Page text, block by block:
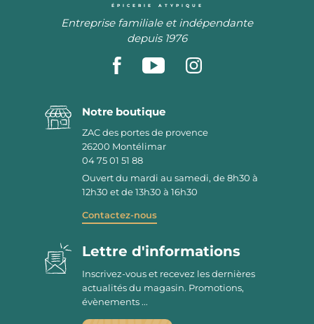
ÉPICERIE ATYPIQUE
Entreprise familiale et indépendante
depuis 1976
Notre boutique
ZAC des portes de provence
26200 Montélimar
04 75 01 51 88
Ouvert du mardi au samedi, de 8h30 à
12h30 et de 13h30 à 16h30
Contactez-nous
Lettre d'informations
Inscrivez-vous et recevez les dernières
actualités du magasin. Promotions,
évènements ...